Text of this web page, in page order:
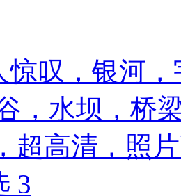
叹，银河